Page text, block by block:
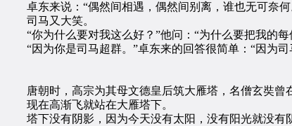
卓东来说：“偶然间相遇，偶然间别离，谁也无可奈何
司马又大笑。
“你为什么要对我这么好？”他问：“为什么要把我的每
“因为你是司马超群。”卓东来的回答很简单：“因为司
唐朝时，高宗为其母文德皇后筑大雁塔，名僧玄奘曾
现在高渐飞就站在大雁塔下。
塔下没有阴影，因为今天没有太阳，没有阳光就没有